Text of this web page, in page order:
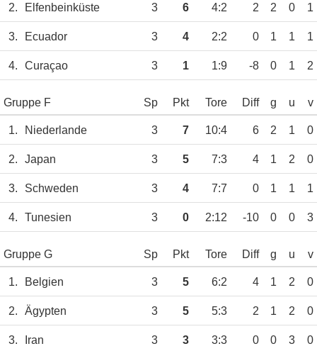
2. Elfenbeinküste 3 6 4:2 2 2 0 1
3. Ecuador 3 4 2:2 0 1 1 1
4. Curaçao 3 1 1:9 -8 0 1 2
Gruppe F Sp Pkt Tore Diff g u v
1. Niederlande 3 7 10:4 6 2 1 0
2. Japan 3 5 7:3 4 1 2 0
3. Schweden 3 4 7:7 0 1 1 1
4. Tunesien 3 0 2:12 -10 0 0 3
Gruppe G Sp Pkt Tore Diff g u v
1. Belgien 3 5 6:2 4 1 2 0
2. Ägypten 3 5 5:3 2 1 2 0
3. Iran 3 3 3:3 0 0 3 0